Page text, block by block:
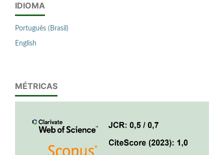
IDIOMA
Português (Brasil)
English
MÉTRICAS